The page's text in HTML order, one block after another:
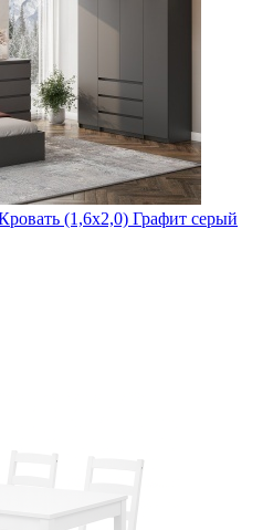
(1,6х2,0) Графит серый